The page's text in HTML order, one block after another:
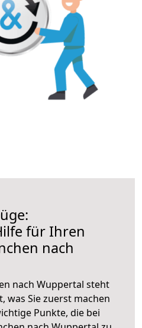
für Ihren
nach
nach Wuppertal steht
was Sie zuerst machen
Punkte, die bei